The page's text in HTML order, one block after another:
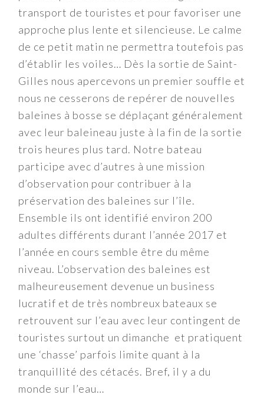
transport de touristes et pour favoriser une
approche plus lente et silencieuse. Le calme
de ce petit matin ne permettra toutefois pas
d’établir les voiles… Dès la sortie de Saint-
Gilles nous apercevons un premier souffle et
nous ne cesserons de repérer de nouvelles
baleines à bosse se déplaçant généralement
avec leur baleineau juste à la fin de la sortie
trois heures plus tard. Notre bateau
participe avec d’autres à une mission
d’observation pour contribuer à la
préservation des baleines sur l’île.
Ensemble ils ont identifié environ 200
adultes différents durant l’année 2017 et
l’année en cours semble être du même
niveau. L’observation des baleines est
malheureusement devenue un business
lucratif et de très nombreux bateaux se
retrouvent sur l’eau avec leur contingent de
touristes surtout un dimanche et pratiquent
une ‘chasse’ parfois limite quant à la
tranquillité des cétacés. Bref, il y a du
monde sur l’eau…